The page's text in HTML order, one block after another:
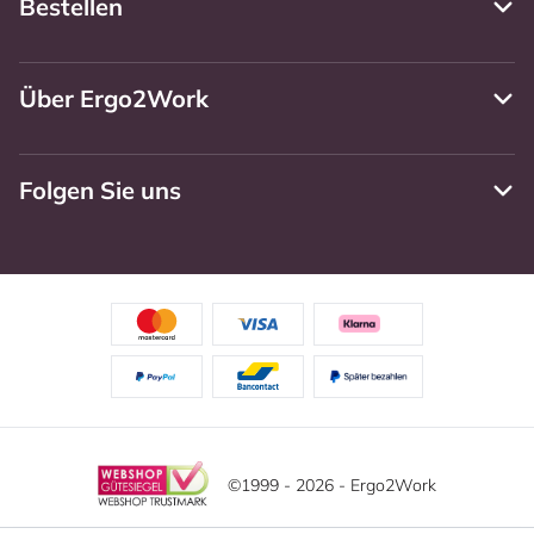
Bestellen
Über Ergo2Work
Folgen Sie uns
©1999 - 2026 - Ergo2Work